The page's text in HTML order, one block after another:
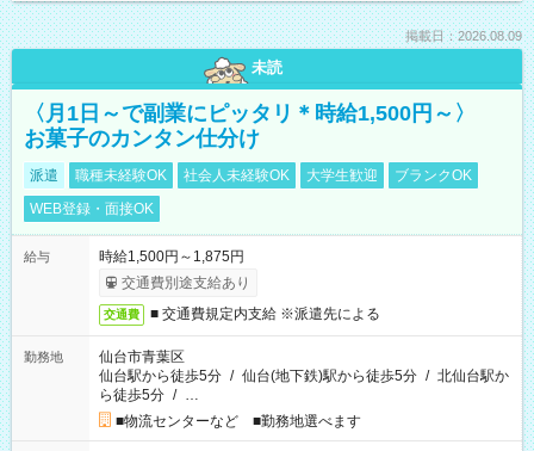
掲載日：2026.08.09
未読
〈月1日～で副業にピッタリ＊時給1,500円～〉
お菓子のカンタン仕分け
派遣 職種未経験OK 社会人未経験OK 大学生歓迎
ブランクOK
WEB登録・面接OK
給与
時給1,500円～1,875円
交通費別途支給あり
交通費 ■ 交通費規定内支給 ※派遣先による
勤務地
仙台市青葉区
仙台駅から徒歩5分 / 仙台(地下鉄)駅から徒歩5分 / 北仙台駅か
ら徒歩5分 / …
■物流センターなど ■勤務地選べます